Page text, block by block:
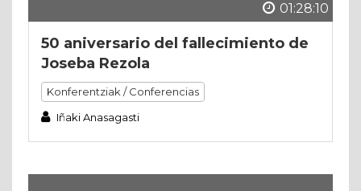
01:28:10
50 aniversario del fallecimiento de
Joseba Rezola
Konferentziak / Conferencias
Iñaki Anasagasti